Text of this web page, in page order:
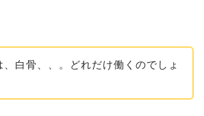
、白骨、、。どれだけ働くのでしょ